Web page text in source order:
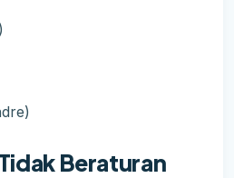
Beraturan